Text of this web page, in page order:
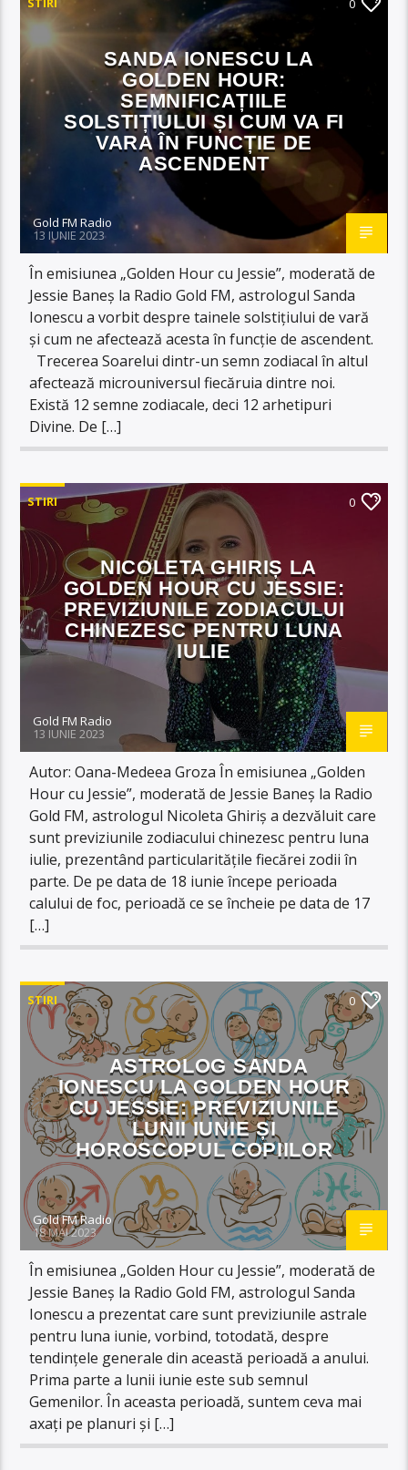
0
SANDA IONESCU LA
GOLDEN HOUR:
SEMNIFICAȚIILE
SOLSTIȚIULUI ȘI CUM VA FI
VARA ÎN FUNCȚIE DE
ASCENDENT
Gold FM Radio
13 IUNIE 2023
În emisiunea „Golden Hour cu Jessie”, moderată de
Jessie Baneș la Radio Gold FM, astrologul Sanda
Ionescu a vorbit despre tainele solstițiului de vară
și cum ne afectează acesta în funcție de ascendent.
Trecerea Soarelui dintr-un semn zodiacal în altul
afectează microuniversul fiecăruia dintre noi.
Există 12 semne zodiacale, deci 12 arhetipuri
Divine. De […]
STIRI 0
NICOLETA GHIRIȘ LA
GOLDEN HOUR CU JESSIE:
PREVIZIUNILE ZODIACULUI
CHINEZESC PENTRU LUNA
IULIE
Gold FM Radio
13 IUNIE 2023
Autor: Oana-Medeea Groza În emisiunea „Golden
Hour cu Jessie”, moderată de Jessie Baneș la Radio
Gold FM, astrologul Nicoleta Ghiriș a dezvăluit care
sunt previziunile zodiacului chinezesc pentru luna
iulie, prezentând particularitățile fiecărei zodii în
parte. De pe data de 18 iunie începe perioada
calului de foc, perioadă ce se încheie pe data de 17
[…]
STIRI 0
ASTROLOG SANDA
IONESCU LA GOLDEN HOUR
CU JESSIE: PREVIZIUNILE
LUNII IUNIE ȘI
HOROSCOPUL COPIILOR
Gold FM Radio
18 MAI 2023
În emisiunea „Golden Hour cu Jessie”, moderată de
Jessie Baneș la Radio Gold FM, astrologul Sanda
Ionescu a prezentat care sunt previziunile astrale
pentru luna iunie, vorbind, totodată, despre
tendințele generale din această perioadă a anului.
Prima parte a lunii iunie este sub semnul
Gemenilor. În aceasta perioadă, suntem ceva mai
axați pe planuri și […]